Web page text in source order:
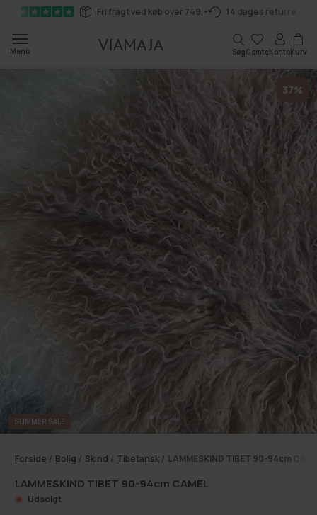
Gå til
indhold
Fri fragt ved køb over 749,- 14 dages returret
Menu SøgGemteKonto
Kurv
Kurv
37%
SUMMER SALE
Forside / Bolig / Skind / Tibetansk / LAMMESKIND TIBET 90-94cm
LAMMESKIND TIBET 90-94cm CAMEL
Udsolgt